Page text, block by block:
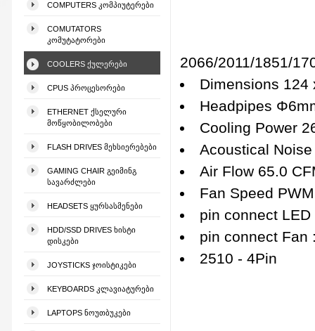
COMPUTERS ᲙᲝᲛᲞᲘᲣᲢᲔᲠᲔᲑᲘ
COMUTATORS
ᲙᲝᲛᲣᲢᲐᲢᲝᲠᲔᲑᲘ
COOLERS ᲥᲣᲚᲔᲠᲔᲑᲘ
CPUS ᲞᲠᲝᲪᲔᲡᲝᲠᲔᲑᲘ
ETHERNET ᲥᲡᲔᲚᲣᲠᲘ
ᲛᲝᲬᲧᲝᲑᲘᲚᲝᲑᲔᲑᲘ
FLASH DRIVES ᲛᲔᲮᲡᲘᲔᲠᲔᲑᲔᲑᲘ
GAMING CHAIR ᲒᲔᲘᲛᲘᲜᲒ
ᲡᲐᲕᲐᲠᲫᲚᲔᲑᲘ
HEADSETS ᲧᲣᲠᲡᲐᲡᲛᲔᲜᲔᲑᲘ
HDD/SSD DRIVES ᲮᲘᲡᲢᲘ
ᲓᲘᲡᲙᲔᲑᲘ
JOYSTICKS ᲯᲝᲘᲡᲢᲘᲙᲔᲑᲘ
KEYBOARDS ᲙᲚᲐᲕᲘᲐᲢᲣᲠᲔᲑᲘ
LAPTOPS ᲜᲝᲣᲗᲑᲣᲙᲔᲑᲘ
2066/2011/1851/
Dimensions 124
Headpipes
Cooling Power
Acoustical
Air Flow 65.0
Fan Speed
pin connect
pin connect Fan
2510 - 4Pin